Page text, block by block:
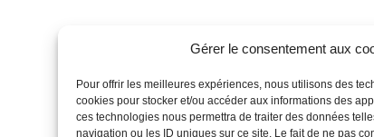
Gérer le consentement aux
Pour offrir les meilleures expériences, nous utilisons des
cookies pour stocker et/ou accéder aux informations des
ces technologies nous permettra de traiter des données
navigation ou les ID uniques sur ce site. Le fait de ne pas